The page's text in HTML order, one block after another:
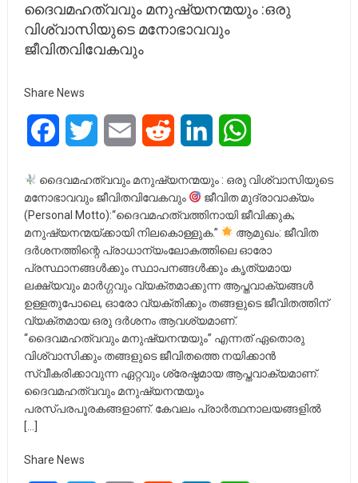
ദൈവമഹത്വവും മനുഷ്യനന്മയും :ഒരു
വിശ്വാസിയുടെ മനോഭാവവും
ജീവിതവിവേകവും
Share News
FacebookTwitter Email Reddit LinkedIn
ദൈവമഹത്വവും മനുഷ്യനന്മയും : ഒരു വിശ്വാസിയുടെ
മനോഭാവവും ജീവിതവിവേകവും
ജീവിത മുദ്രാവാക്യം
(Personal Motto):“ദൈവമഹത്വത്തിനായി ജീവിക്കുക;
മനുഷ്യനന്മയ്ക്കായി നിലകൊള്ളുക.”
ആമുഖം: ജീവിത
ദർശനത്തിന്റെ പ്രാധാന്യംലോകത്തിലെ ഓരോ
പ്രസ്ഥാനങ്ങൾക്കും സ്ഥാപനങ്ങൾക്കും കൃത്യമായ
ലക്ഷ്യവും മാർഗ്ഗവും വ്യക്തമാക്കുന്ന ആപ്തവാക്യങ്ങൾ
ഉള്ളതുപോലെ, ഓരോ വ്യക്തിക്കും തങ്ങളുടെ ജീവിതത്തിന്
വ്യക്തമായ ഒരു ദർശനം ആവശ്യമാണ്.
“ദൈവമഹത്വവും മനുഷ്യനന്മയും” എന്നത് ഏതൊരു
വിശ്വാസിക്കും തങ്ങളുടെ ജീവിതത്തെ നയിക്കാൻ
സ്വീകരിക്കാവുന്ന ഏറ്റവും ശ്രേഷ്ഠമായ ആപ്തവാക്യമാണ്.
ദൈവമഹത്വവും മനുഷ്യനന്മയും
പരസ്പരപൂരകങ്ങളാണ്. കേവലം പ്രാർത്ഥനാലയങ്ങളിൽ
[…]
Share News